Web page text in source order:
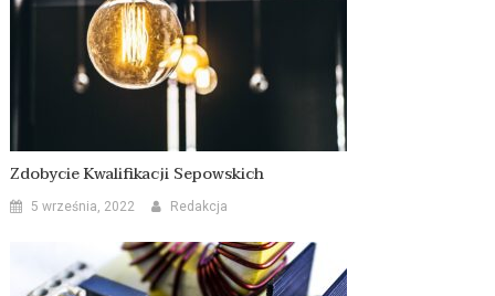
Zdobycie Kwalifikacji Sepowskich
5 września, 2022 Redakcja